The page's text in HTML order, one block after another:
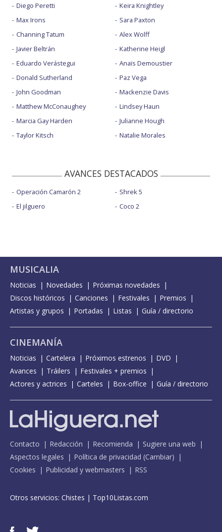
Diego Peretti
Max Irons
Channing Tatum
Javier Beltrán
Eduardo Verástegui
Donald Sutherland
John Goodman
Matthew McConaughey
Marcia Gay Harden
Taylor Kitsch
Keira Knightley
Sara Paxton
Alex Wolff
Katherine Heigl
Anaïs Demoustier
Paz Vega
Mackenzie Davis
Lindsey Haun
Julianne Hough
Natalie Morales
AVANCES DESTACADOS
Operación Camarón 2
El jilguero
Shrek 5
Coco 2
MUSICALIA
Noticias Novedades
Próximas novedades
Discos históricos
Canciones Festivales
Premios
Artistas y grupos
Portadas Listas Guía / directorio
CINEMANÍA
Noticias Cartelera Próximos estrenos
DVD
Avances
Tráilers
Festivales + premios
Actores y actrices
Carteles Box-office Guía / directorio
Contacto Redacción Recomienda
Sugiere una web
Aspectos legales
Política de privacidad (Cambiar)
Cookies
Publicidad y webmasters RSS
Otros servicios: Chistes | Top10Listas.com